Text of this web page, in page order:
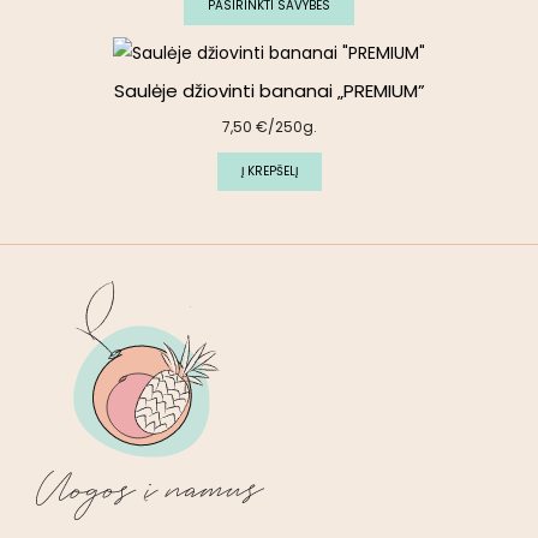
PASIRINKTI SAVYBES
Saulėje džiovinti bananai „PREMIUM”
7,50 €/250g.
Į KREPŠELĮ